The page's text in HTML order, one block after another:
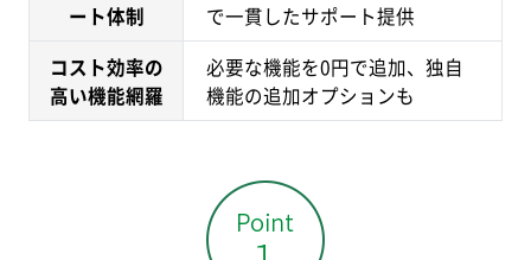
ート体制
で一貫したサポート提供
コスト効率の
高い機能網羅
必要な機能を0円で追加、独自
機能の追加オプションも